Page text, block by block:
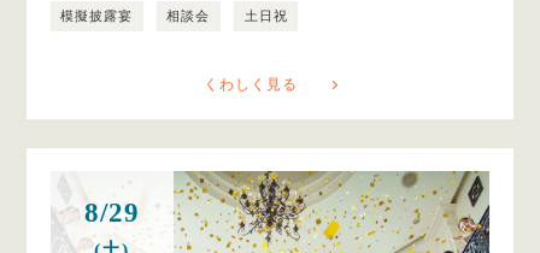
模擬披露宴 相談会 土日祝
くわしく見る
8/29